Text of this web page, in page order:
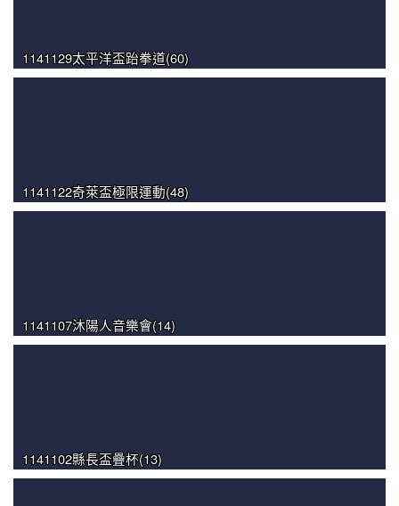
1141129太平洋盃跆拳道(60)
1141122奇萊盃極限運動(48)
1141107沐陽人音樂會(14)
1141102縣長盃疊杯(13)